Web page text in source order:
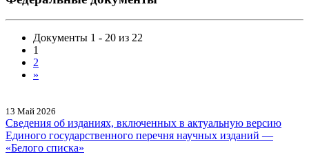
Документы 1 - 20 из 22
1
2
»
13 Май 2026
Сведения об изданиях, включенных в актуальную версию
Единого государственного перечня научных изданий —
«Белого списка»